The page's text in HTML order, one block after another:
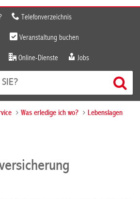
Telefonverzeichnis
Veranstaltung buchen
Online-Dienste Jobs
Was erledige ich wo? Lebenslagen